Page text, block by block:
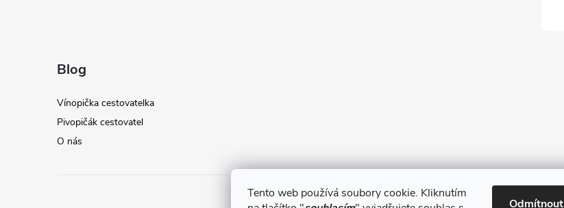
Tento web používá soubory cookie. Kliknutím
Odmítnout
Blog
Vínopička cestovatelka
Pivopičák cestovatel
O nás
Obchodní podmínky